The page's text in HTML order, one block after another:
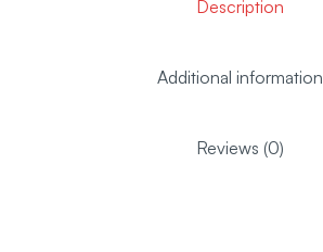
Description
Additional information
Reviews (0)